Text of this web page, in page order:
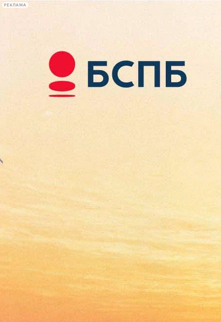
РЕКЛАМА
Сегодня:
2026.08.09
15:17
Афиша Plus